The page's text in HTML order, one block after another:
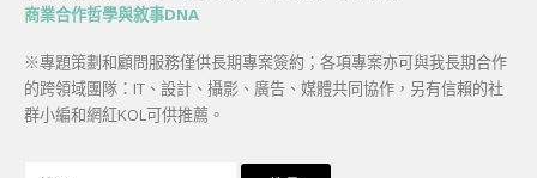
商業合作哲學與敘事DNA
※專題策劃和顧問服務僅供長期專案簽約；各項專案亦可與我長期合作
的跨領域團隊：IT、設計、攝影、廣告、媒體共同協作，另有信賴的社
群小編和網紅KOL可供推薦。